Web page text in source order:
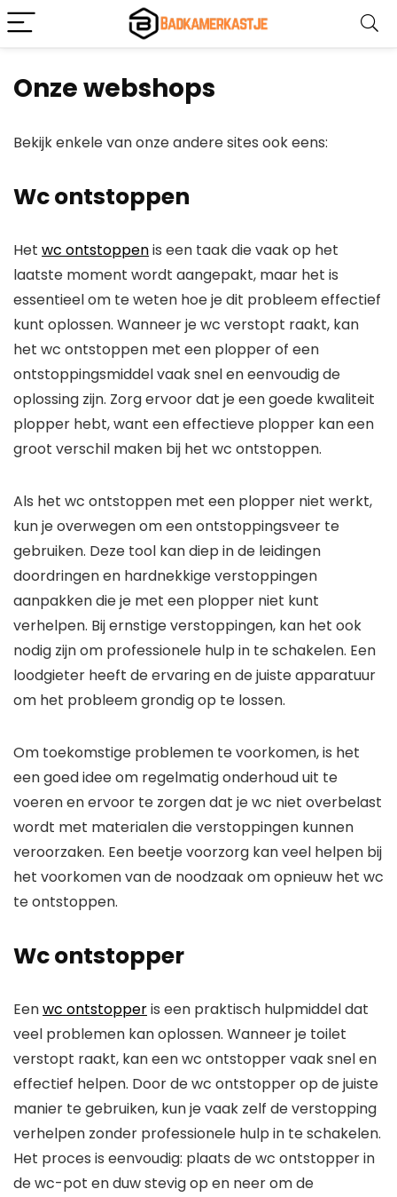
Onze webshops
Bekijk enkele van onze andere sites ook eens:
Wc ontstoppen
Het wc ontstoppenis een taak die vaak op het
laatste moment wordt aangepakt, maar het is
essentieel om te weten hoe je dit probleem effectief
kunt oplossen. Wanneer je wc verstopt raakt, kan
het wc ontstoppen met een plopper of een
ontstoppingsmiddel vaak snel en eenvoudig de
oplossing zijn. Zorg ervoor dat je een goede kwaliteit
plopper hebt, want een effectieve plopper kan een
groot verschil maken bij het wc ontstoppen.
Als het wc ontstoppen met een plopper niet werkt,
kun je overwegen om een ontstoppingsveer te
gebruiken. Deze tool kan diep in de leidingen
doordringen en hardnekkige verstoppingen
aanpakken die je met een plopper niet kunt
verhelpen. Bij ernstige verstoppingen, kan het ook
nodig zijn om professionele hulp in te schakelen. Een
loodgieter heeft de ervaring en de juiste apparatuur
om het probleem grondig op te lossen.
Om toekomstige problemen te voorkomen, is het
een goed idee om regelmatig onderhoud uit te
voeren en ervoor te zorgen dat je wc niet overbelast
wordt met materialen die verstoppingen kunnen
veroorzaken. Een beetje voorzorg kan veel helpen bij
het voorkomen van de noodzaak om opnieuw het wc
te ontstoppen.
Wc ontstopper
Eenwc ontstopperis een praktisch hulpmiddel dat
veel problemen kan oplossen. Wanneer je toilet
verstopt raakt, kan een wc ontstopper vaak snel en
effectief helpen. Door de wc ontstopper op de juiste
manier te gebruiken, kun je vaak zelf de verstopping
verhelpen zonder professionele hulp in te schakelen.
Het proces is eenvoudig: plaats de wc ontstopper in
de wc-pot en duw stevig op en neer om de